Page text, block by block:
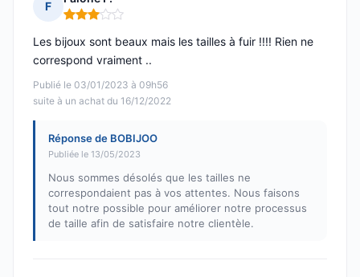
F
Note : 3 sur 5
Publié le 03/01/2023 à 09h56
suite à un achat du 16/12/2022
Les bijoux sont beaux mais les tailles à fuir !!!! Rien ne
correspond vraiment ..
Réponse de BOBIJOO
Publiée le 13/05/2023
Nous sommes désolés que les tailles ne
correspondaient pas à vos attentes. Nous faisons
tout notre possible pour améliorer notre processus
de taille afin de satisfaire notre clientèle.